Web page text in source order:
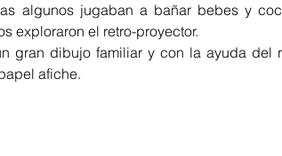
algunos jugaban a bañar bebes y
exploraron el retro-proyector.
gran dibujo familiar y con la ayuda del
afiche.